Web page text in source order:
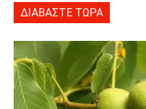
ΔΙΑΒΑΣΤΕ ΤΩΡΑ